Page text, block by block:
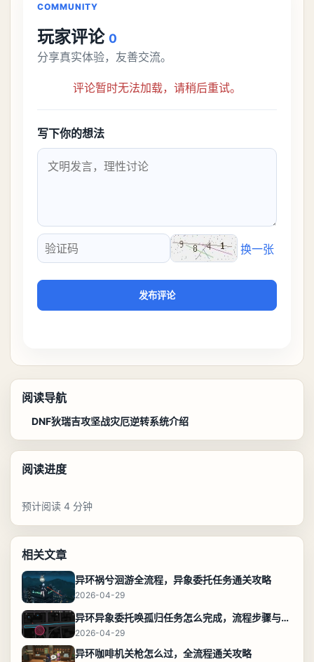
COMMUNITY
玩家评论 0
分享真实体验，友善交流。
评论暂时无法加载，请稍后重试。
写下你的想法
验证码
换一张
发布评论
阅读导航
DNF狄瑞吉攻坚战灾厄逆转系统介绍
阅读进度
预计阅读 4 分钟
相关文章
异环祸兮洄游全流程，异象委托任务通关攻略
2026-04-29
异环异象委托唤孤归任务怎么完成，流程步骤与位置攻略
2026-04-29
异环咖啡机关枪怎么过，全流程通关攻略